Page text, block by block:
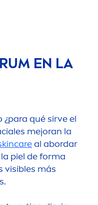
EN LA
¿para qué sirve el
mejoran la
careal abordar
piel de forma
visibles más